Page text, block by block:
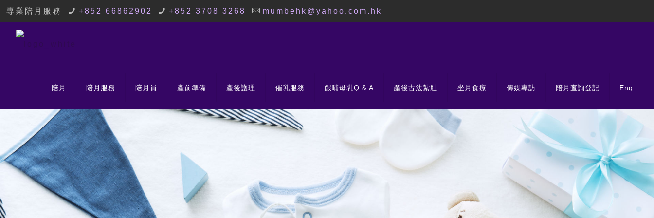
専業陪月服務 +852 66862902 +852 3708 3268 mumbehk@yahoo.com.hk
陪月 陪月服務 陪月員 產前準備 產後護理 催乳服務 餵哺母乳Q & A 產後古法紮肚 坐月食療 傳媒專訪 陪月查詢登記 Eng